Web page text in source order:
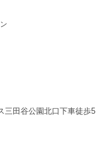
田谷公園北口下車徒歩5